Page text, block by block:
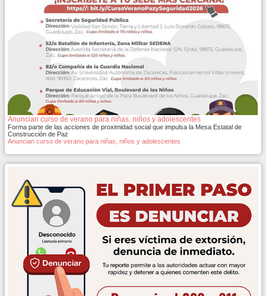
Anuncian curso de verano para niñas, niños y adolescentes
Forma parte de las acciones de proximidad social que impulsa la Mesa Estatal de
Construcción de Paz
Anuncian curso de verano para niñas, niños y adolescentes